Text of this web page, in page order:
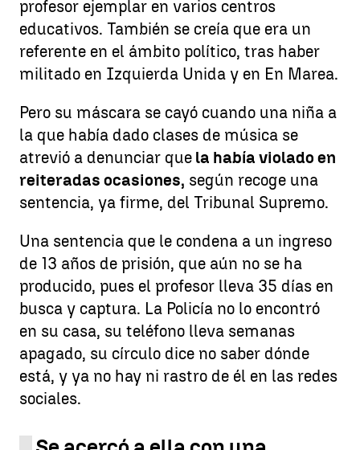
profesor ejemplar en varios centros
educativos. También se creía que era un
referente en el ámbito político, tras haber
militado en Izquierda Unida y en En Marea.
Pero su máscara se cayó cuando una niña a
la que había dado clases de música se
atrevió a denunciar que la había violado en
reiteradas ocasiones, según recoge una
sentencia, ya firme, del Tribunal Supremo.
Una sentencia que le condena a un ingreso
de 13 años de prisión, que aún no se ha
producido, pues el profesor lleva 35 días en
busca y captura. La Policía no lo encontró
en su casa, su teléfono lleva semanas
apagado, su círculo dice no saber dónde
está, y ya no hay ni rastro de él en las redes
sociales.